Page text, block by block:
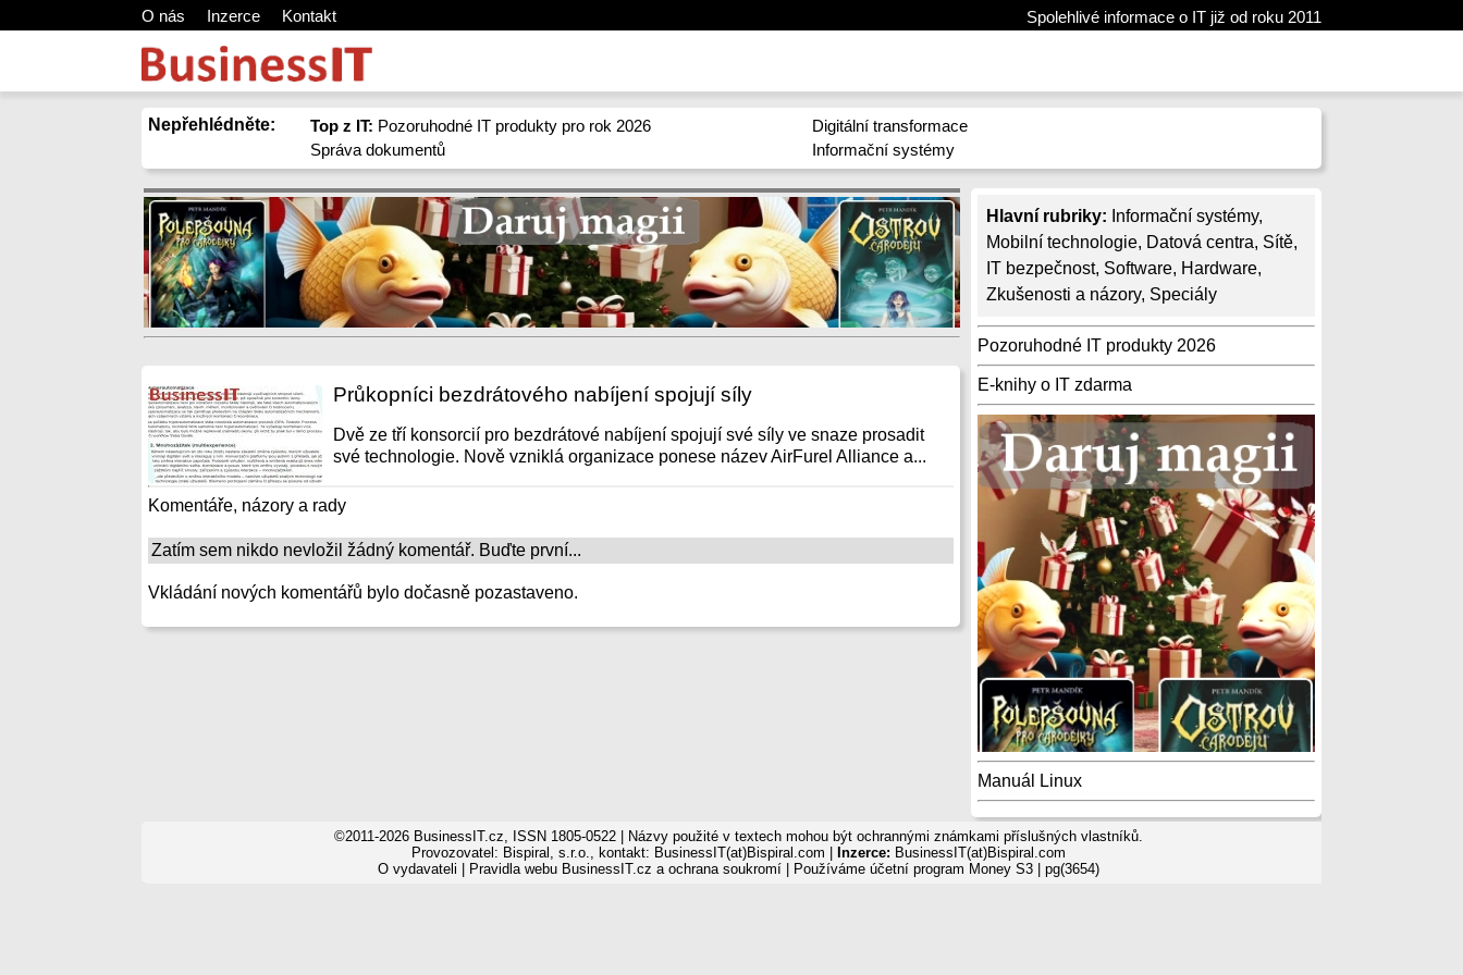
O nás Inzerce Kontakt Spolehlivé informace o IT již od roku 2011
Nepřehlédněte: Top z IT: Pozoruhodné IT produkty pro rok 2026
Správa dokumentů
Digitální transformace
Informační systémy
Hlavní rubriky: Informační systémy,
Mobilní technologie, Datová centra, Sítě,
IT bezpečnost, Software, Hardware,
Zkušenosti a názory, Speciály
Pozoruhodné IT produkty 2026
E-knihy o IT zdarma
Manuál Linux
Průkopníci bezdrátového nabíjení spojují síly
Dvě ze tří konsorcií pro bezdrátové nabíjení spojují své síly ve snaze prosadit
své technologie. Nově vzniklá organizace ponese název AirFurel Alliance a...
Komentáře, názory a rady
Zatím sem nikdo nevložil žádný komentář. Buďte první...
Vkládání nových komentářů bylo dočasně pozastaveno.
©2011-2026 BusinessIT.cz, ISSN 1805-0522 | Názvy použité v textech mohou být ochrannými známkami příslušných vlastníků.
Provozovatel: Bispiral, s.r.o., kontakt: BusinessIT(at)Bispiral.com |
Inzerce: BusinessIT(at)Bispiral.com
O vydavateli
Pravidla webu BusinessIT.cz a ochrana soukromí| Používáme účetní program Money S3| pg(3654)